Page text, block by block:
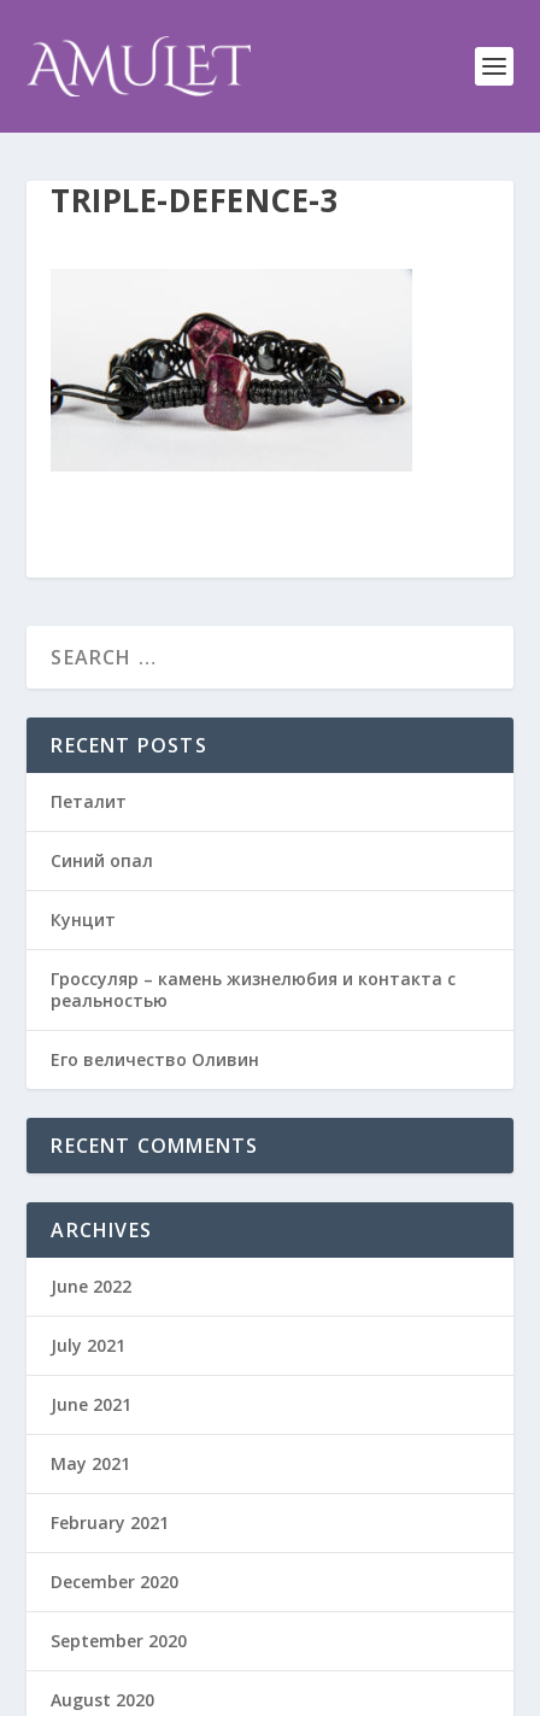
TRIPLE-DEFENCE-3
RECENT POSTS
Петалит
Синий опал
Кунцит
Гроссуляр – камень жизнелюбия и контакта с
реальностью
Его величество Оливин
RECENT COMMENTS
ARCHIVES
June 2022
July 2021
June 2021
May 2021
February 2021
December 2020
September 2020
August 2020